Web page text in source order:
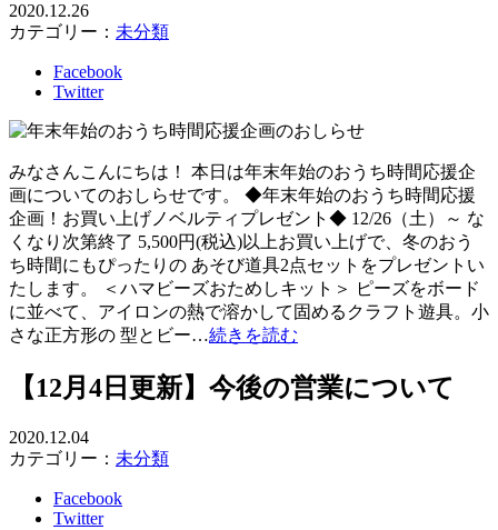
2020.12.26
カテゴリー： 未分類
Facebook
Twitter
みなさんこんにちは！ 本日は年末年始のおうち時間応援企
画についてのおしらせです。 ◆年末年始のおうち時間応援
企画！お買い上げノベルティプレゼント◆ 12/26（土）～ な
くなり次第終了 5,500円(税込)以上お買い上げで、冬のおう
ち時間にもぴったりの あそび道具2点セットをプレゼントい
たします。 ＜ハマビーズおためしキット＞ ピーズをボード
に並べて、アイロンの熱で溶かして固めるクラフト遊具。小
さな正方形の 型とビー…続きを読む
【12月4日更新】今後の営業について
2020.12.04
カテゴリー： 未分類
Facebook
Twitter